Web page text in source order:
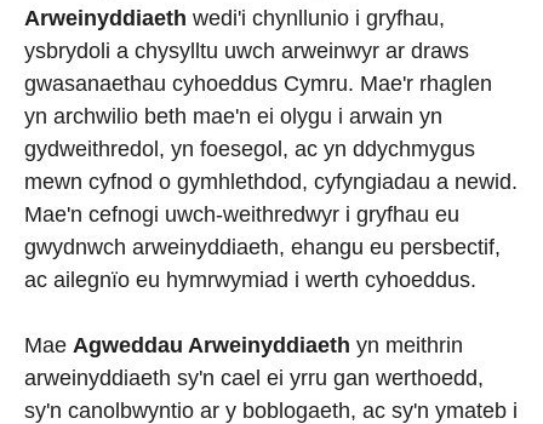
Arweinyddiaeth wedi'i chynllunio i gryfhau,
ysbrydoli a chysylltu uwch arweinwyr ar draws
gwasanaethau cyhoeddus Cymru. Mae'r rhaglen
yn archwilio beth mae'n ei olygu i arwain yn
gydweithredol, yn foesegol, ac yn ddychmygus
mewn cyfnod o gymhlethdod, cyfyngiadau a newid.
Mae'n cefnogi uwch-weithredwyr i gryfhau eu
gwydnwch arweinyddiaeth, ehangu eu persbectif,
ac ailegnïo eu hymrwymiad i werth cyhoeddus.
Mae Agweddau Arweinyddiaeth yn meithrin
arweinyddiaeth sy'n cael ei yrru gan werthoedd,
sy'n canolbwyntio ar y boblogaeth, ac sy'n ymateb i